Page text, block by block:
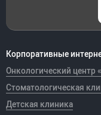
Корпоративные
Онкологический центр
Стоматологическая
Детская клиника